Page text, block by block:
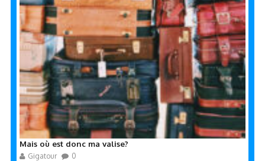
Mais où est donc ma valise?
Gigatour 0